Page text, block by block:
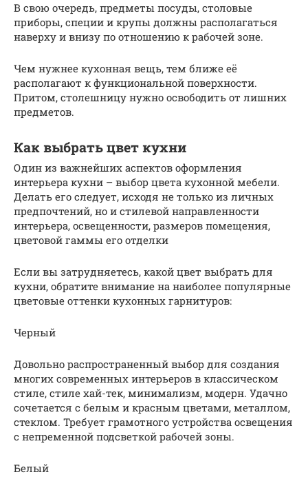
В свою очередь, предметы посуды, столовые
приборы, специи и крупы должны располагаться
наверху и внизу по отношению к рабочей зоне.
Чем нужнее кухонная вещь, тем ближе её
располагают к функциональной поверхности.
Притом, столешницу нужно освободить от лишних
предметов.
Как выбрать цвет кухни
Один из важнейших аспектов оформления
интерьера кухни – выбор цвета кухонной мебели.
Делать его следует, исходя не только из личных
предпочтений, но и стилевой направленности
интерьера, освещенности, размеров помещения,
цветовой гаммы его отделки
Если вы затрудняетесь, какой цвет выбрать для
кухни, обратите внимание на наиболее популярные
цветовые оттенки кухонных гарнитуров:
Черный
Довольно распространенный выбор для создания
многих современных интерьеров в классическом
стиле, стиле хай-тек, минимализм, модерн. Удачно
сочетается с белым и красным цветами, металлом,
стеклом. Требует грамотного устройства освещения
с непременной подсветкой рабочей зоны.
Белый